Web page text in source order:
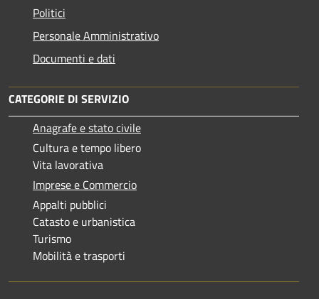
Politici
Personale Amministrativo
Documenti e dati
CATEGORIE DI SERVIZIO
Anagrafe e stato civile
Cultura e tempo libero
Vita lavorativa
Imprese e Commercio
Appalti pubblici
Catasto e urbanistica
Turismo
Mobilità e trasporti